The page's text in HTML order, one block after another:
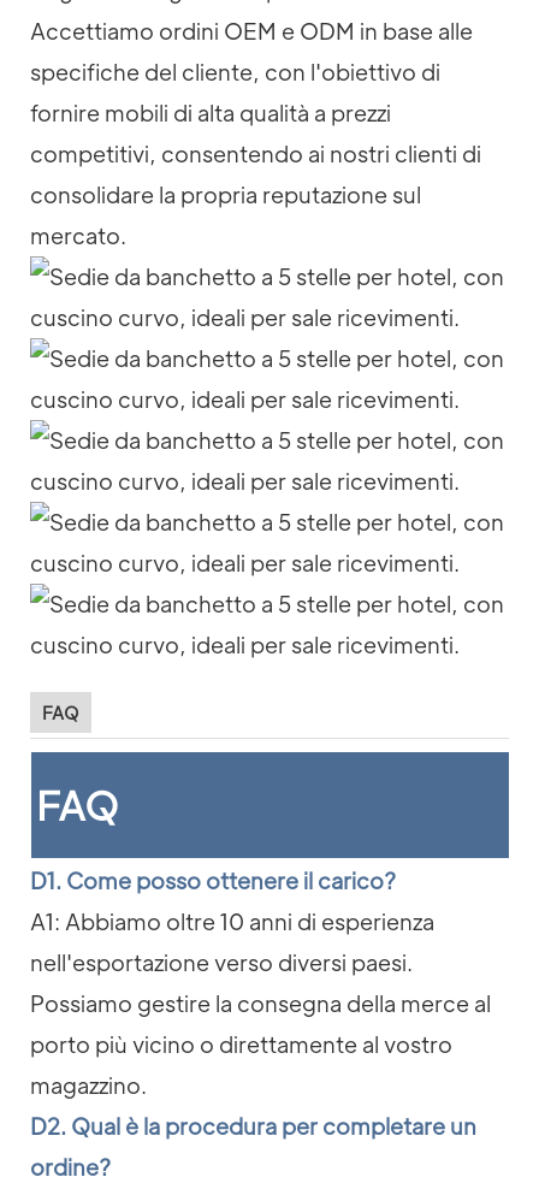
Accettiamo ordini OEM e ODM in base alle
specifiche del cliente, con l'obiettivo di
fornire mobili di alta qualità a prezzi
competitivi, consentendo ai nostri clienti di
consolidare la propria reputazione sul
mercato.
FAQ
FAQ
D1. Come posso ottenere il carico?
A1: Abbiamo oltre 10 anni di esperienza
nell'esportazione verso diversi paesi.
Possiamo gestire la consegna della merce al
porto più vicino o direttamente al vostro
magazzino.
D2. Qual è la procedura per completare un
ordine?